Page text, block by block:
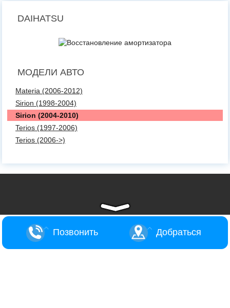
DAIHATSU
МОДЕЛИ АВТО
Materia (2006-2012)
Sirion (1998-2004)
Sirion (2004-2010)
Terios (1997-2006)
Terios (2006->)
Позвонить Добраться